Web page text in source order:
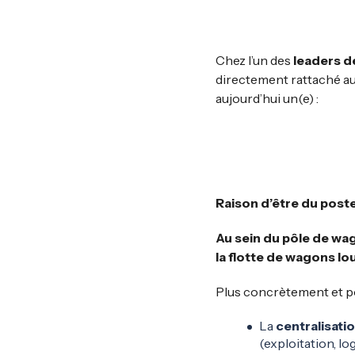
Chez l’un des leaders
directement rattaché
aujourd’hui un(e) :
Raison d’être du
Au sein du pôle de
la flotte de wagons
Plus concrètement et
La
(exploitation,